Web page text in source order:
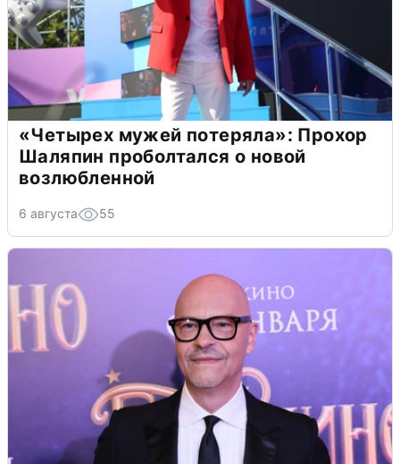
«Четырех мужей потеряла»: Прохор
Шаляпин проболтался о новой
возлюбленной
6 августа 55